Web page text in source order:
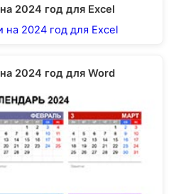
2024 год для Excel
2024 год для Word